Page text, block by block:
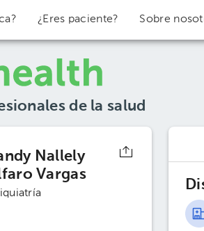
¿Eres paciente? Sobre
de la salud
Nallely
Vargas